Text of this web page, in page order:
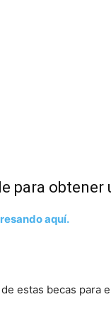
para
aquí.
estas becas para